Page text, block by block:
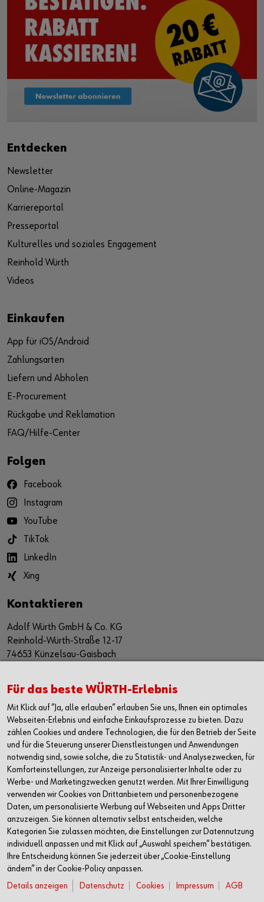
Entdecken
Newsletter
Online-Magazin
Karriereportal
Presseportal
Kulturelles und soziales Engagement
Reinhold Würth
Videos
Einkaufen
App für iOS/Android
Zahlungsarten
Liefern und Abholen
E-Procurement
Rückgabe und Reklamation
FAQ/Hilfe-Center
Folgen
Facebook
Instagram
YouTube
TikTok
LinkedIn
Xing
Kontaktieren
Adolf Würth GmbH & Co. KG
Reinhold-Würth-Straße 12-17
74653 Künzelsau-Gaisbach
Alle Kontaktmöglichkeiten
+49 7940 15-2400
info@wuerth.com
Verkauf nur an Unternehmer, Gewerbetreibende, Freiberufler und öffentliche
Für das beste WÜRTH-Erlebnis
Mit Klick auf “Ja, alle erlauben“ erlauben Sie uns, Ihnen ein optimales
Webseiten-Erlebnis und einfache Einkaufsprozesse zu bieten. Dazu
zählen Cookies und andere Technologien, die für den Betrieb der Seite
und für die Steuerung unserer Dienstleistungen und Anwendungen
notwendig sind, sowie solche, die zu Statistik- und Analysezwecken, für
Komforteinstellungen, zur Anzeige personalisierter Inhalte oder zu
Werbe- und Marketingzwecken genutzt werden. Mit Ihrer Einwilligung
verwenden wir Cookies von Drittanbietern und personenbezogene
Daten, um personalisierte Werbung auf Webseiten und Apps Dritter
anzuzeigen. Sie können alternativ selbst entscheiden, welche
Kategorien Sie zulassen möchten, die Einstellungen zur Datennutzung
individuell anpassen und mit Klick auf „Auswahl speichern“ bestätigen.
Ihre Entscheidung können Sie jederzeit über „Cookie-Einstellung
ändern“ in der Cookie-Policy anpassen.
Details anzeigen
Datenschutz Cookies Impressum AGB